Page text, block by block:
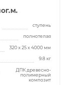
ступень
полнотелая
320 х 25 х 4000 мм
9.8 кг
ДПК древесно-
полимерный
композит